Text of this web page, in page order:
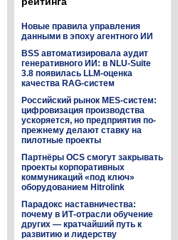
Новые правила управления
данными в эпоху агентного ИИ
BSS автоматизировала аудит
генеративного ИИ: в NLU-Suite
3.8 появилась LLM-оценка
качества RAG-систем
Российский рынок MES-систем:
цифровизация производства
ускоряется, но предприятия по-
прежнему делают ставку на
пилотные проекты
Партнёры OCS смогут закрывать
проекты корпоративных
коммуникаций «под ключ»
оборудованием Hitrolink
Парадокс наставничества:
почему в ИТ-отрасли обучение
других — кратчайший путь к
развитию и лидерству